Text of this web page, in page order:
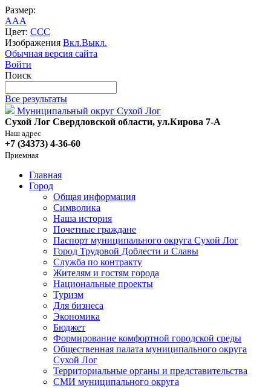
Размер:
AAA
Цвет: CCC
Изображения Вкл.Выкл.
Обычная версия сайта
Войти
Поиск
Все результаты
Муниципальный округ Сухой Лог
Сухой Лог Свердловской области, ул.Кирова 7-А
Наш адрес
+7 (34373) 4-36-60
Приемная
Главная
Город
Общая информация
Символика
Наша история
Почетные граждане
Паспорт муниципального округа Сухой Лог
Город Трудовой Доблести и Славы
Служба по контракту
Жителям и гостям города
Национальные проекты
Туризм
Для бизнеса
Экономика
Бюджет
Формирование комфортной городской среды
Общественная палата муниципального округа
Сухой Лог
Территориальные органы и представительства
СМИ муниципального округа